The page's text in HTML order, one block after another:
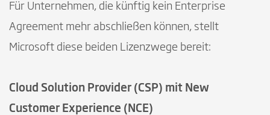
Für Unternehmen, die künftig kein Enterprise
Agreement mehr abschließen können, stellt
Microsoft diese beiden Lizenzwege bereit:
Cloud Solution Provider (CSP) mit New
Customer Experience (NCE)